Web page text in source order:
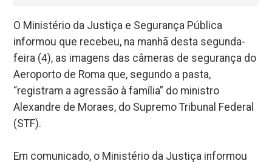
O Ministério da Justiça e Segurança Pública
informou que recebeu, na manhã desta segunda-
feira (4), as imagens das câmeras de segurança do
Aeroporto de Roma que, segundo a pasta,
“registram a agressão à família” do ministro
Alexandre de Moraes, do Supremo Tribunal Federal
(STF).
Em comunicado, o Ministério da Justiça informou